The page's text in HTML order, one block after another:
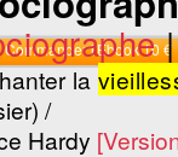
Commander l'Ebook 10 €
la
/
Hardy